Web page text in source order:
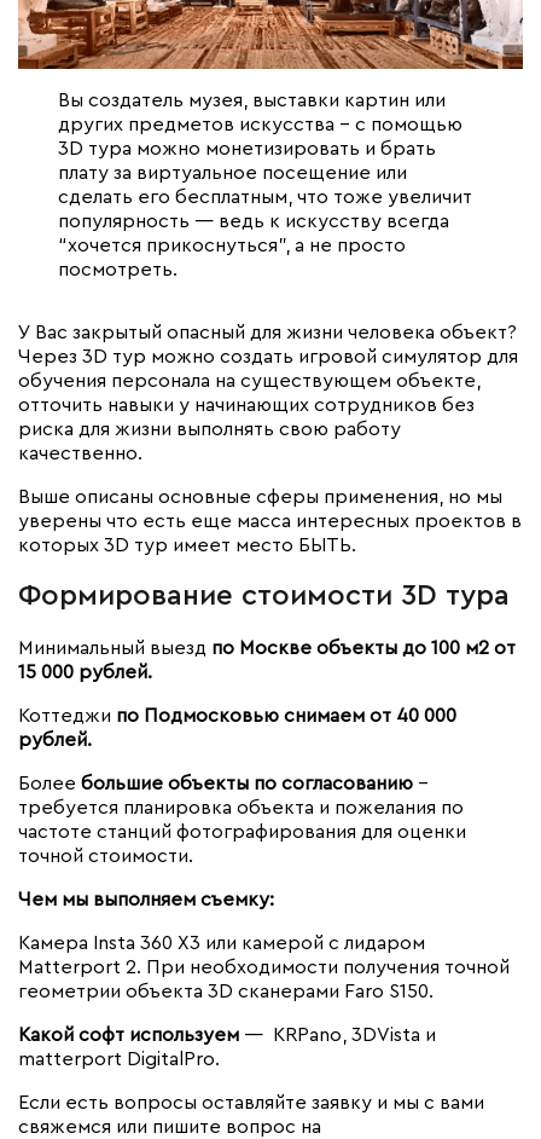
Вы создатель музея, выставки картин или
других предметов искусства – с помощью
3D тура можно монетизировать и брать
плату за виртуальное посещение или
сделать его бесплатным, что тоже увеличит
популярность — ведь к искусству всегда
“хочется прикоснуться”, а не просто
посмотреть.
У Вас закрытый опасный для жизни человека объект?
Через 3D тур можно создать игровой симулятор для
обучения персонала на существующем объекте,
отточить навыки у начинающих сотрудников без
риска для жизни выполнять свою работу
качественно.
Выше описаны основные сферы применения, но мы
уверены что есть еще масса интересных проектов в
которых 3D тур имеет место БЫТЬ.
Формирование стоимости 3D тура
Минимальный выезд по Москве объекты до 100 м2 от
15 000 рублей.
Коттеджи по Подмосковью снимаем от 40 000
рублей.
Более большие объекты по согласованию –
требуется планировка объекта и пожелания по
частоте станций фотографирования для оценки
точной стоимости.
Чем мы выполняем съемку:
Камера Insta 360 X3 или камерой с лидаром
Matterport 2. При необходимости получения точной
геометрии объекта 3D сканерами Faro S150.
Какой софт используем — KRPano, 3DVista и
matterport DigitalPro.
Если есть вопросы оставляйте заявку и мы с вами
свяжемся или пишите вопрос на